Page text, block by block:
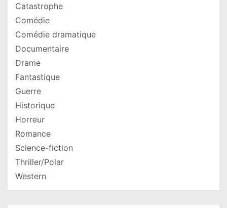
Catastrophe
Comédie
Comédie dramatique
Documentaire
Drame
Fantastique
Guerre
Historique
Horreur
Romance
Science-fiction
Thriller/Polar
Western